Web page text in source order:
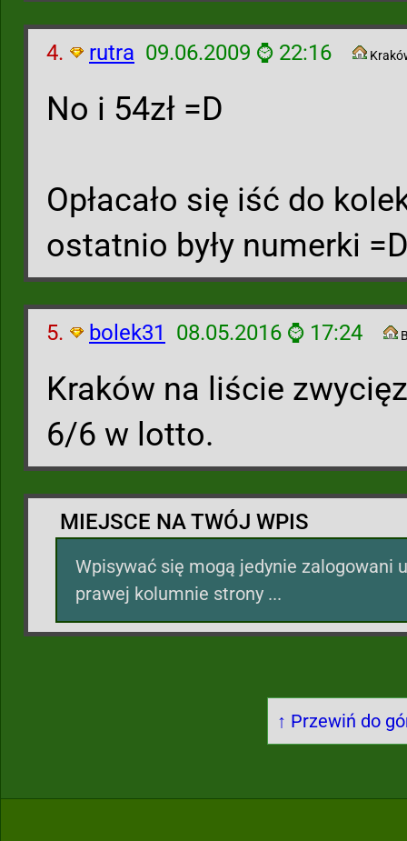
4. rutra 09.06.2009 ⌚ 22:16
No i 54zł =D
Opłacało się iść do
ostatnio były numerki
5. bolek31 08.05.2016 ⌚ 17:24
Kraków na liście
6/6 w lotto.
MIEJSCE NA TWÓJ WPIS
Wpisywać się mogą jedynie zalogowani
prawej kolumnie strony ...
↑ Przewiń do